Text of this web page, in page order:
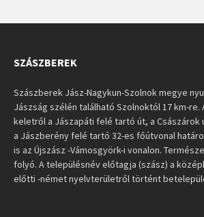
SZÁSZBEREK
Szászberek Jász-Nagykun-Szolnok megye
Jászság szélén található Szolnoktól 17 km-
keletről a Jászapáti felé tartó út, a Császárok
a Jászberény felé tartó 32-es főútvonal
is az Újszász -Vámosgyörk-i vonalon.
folyó. A településnév előtagja (szász) a
előtti -német nyelvterületről történt